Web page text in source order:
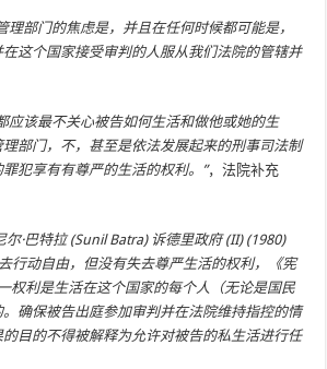
理​​部门的焦虑是，并且在任何时候都可能是，
这个国家接受审判的人服从我们法院的管辖并
应该最不关心被告如何生活和做他或她的生
部门，不，甚至是依法发展起来的刑事司法制
犯享有有尊严的生活的权利。”，法院补充
尔·巴特拉 (Sunil Batra) 诉德里政府 (II) (1980)
行动自由，但没有失去尊严生活的权利，《宪
权利是生活在这个国家的每个人（无论是国民
确保被告出庭参加审判并在法院维持指控的情
目的不得被解释为允许对被告的私生活进行任